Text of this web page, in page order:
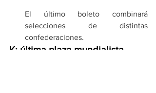
El último boleto combinará
selecciones de distintas
confederaciones.
K: última plaza mundialista